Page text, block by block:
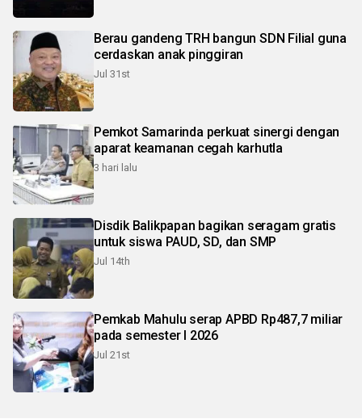
Berau gandeng TRH bangun SDN Filial guna
cerdaskan anak pinggiran
Jul 31st
Pemkot Samarinda perkuat sinergi dengan
aparat keamanan cegah karhutla
3 hari lalu
Disdik Balikpapan bagikan seragam gratis
untuk siswa PAUD, SD, dan SMP
Jul 14th
Pemkab Mahulu serap APBD Rp487,7 miliar
pada semester I 2026
Jul 21st